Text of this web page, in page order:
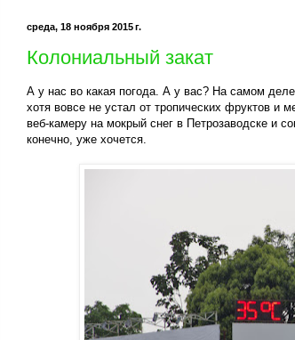
среда, 18 ноября 2015 г.
Колониальный закат
А у нас во какая погода. А у вас? На самом
хотя вовсе не устал от тропических фруктов и
веб-камеру на мокрый снег в Петрозаводске и
конечно, уже хочется.